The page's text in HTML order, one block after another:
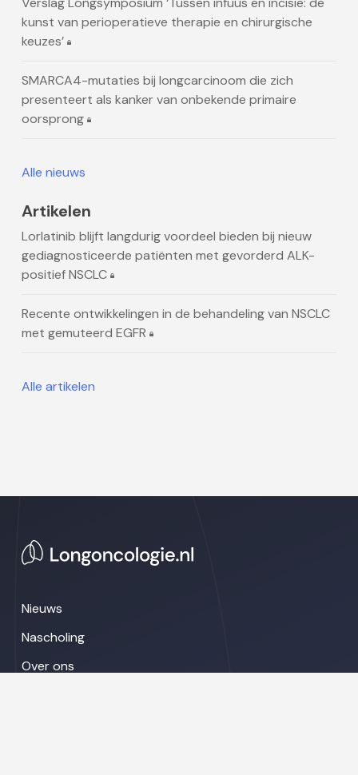
kunst van perioperatieve therapie en chirurgische
keuzes’
SMARCA4-mutaties bij longcarcinoom die zich
presenteert als kanker van onbekende primaire
oorsprong
Alle nieuws
Artikelen
Lorlatinib blijft langdurig voordeel bieden bij nieuw
gediagnosticeerde patiënten met gevorderd ALK-
positief NSCLC
Recente ontwikkelingen in de behandeling van NSCLC
met gemuteerd EGFR
Alle artikelen
Nieuws
Nascholing
Over ons